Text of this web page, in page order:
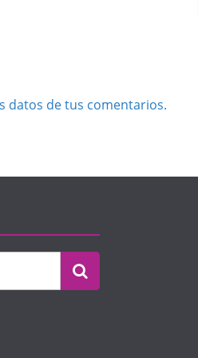
datos de tus comentarios.